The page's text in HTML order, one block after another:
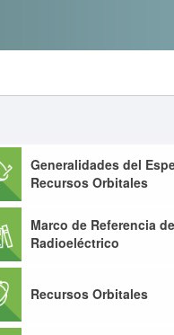
Generalidades del
Recursos Orbitales
Marco de Referencia
Radioeléctrico
Recursos Orbitales